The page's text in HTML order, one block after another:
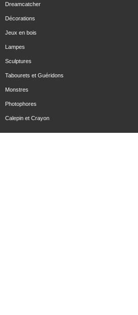
Dreamcatcher
Décorations
Jeux en bois
Lampes
Sculptures
Tabourets et Guéridons
Monstres
Photophores
Calepin et Crayon